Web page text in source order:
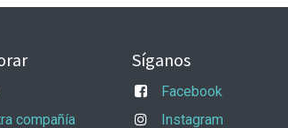
compañía
Síganos
Facebook
Instagram